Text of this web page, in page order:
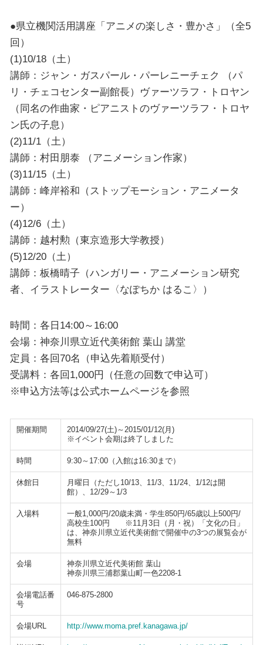
●県立機関活用講座「アニメの楽しさ・豊かさ」（全5
回）
(1)10/18（土）
講師：ジャン・ガスパール・パーレニーチェク （パ
リ・チェコセンター副館長）ヴァーツラフ・トロヤン
（同名の作曲家・ピアニストのヴァーツラフ・トロヤ
ン氏の子息）
(2)11/1（土）
講師：村田朋泰 （アニメーション作家）
(3)11/15（土）
講師：峰岸裕和（ストップモーション・アニメータ
ー）
(4)12/6（土）
講師：越村勲（東京造形大学教授）
(5)12/20（土）
講師：板橋晴子（ハンガリー・アニメーション研究
者、イラストレーター〈なぽちか はるこ〉）
時間：各日14:00～16:00
会場：神奈川県立近代美術館 葉山 講堂
定員：各回70名（申込先着順受付）
受講料：各回1,000円（任意の回数で申込可）
※申込方法等は公式ホームページを参照
開催期間
2014/09/27(土)～2015/01/12(月)
※イベント会期は終了しました
時間 9:30～17:00（入館は16:30まで）
休館日
月曜日（ただし10/13、11/3、11/24、1/12は開
館）、12/29～1/3
入場料
一般1,000円/20歳未満・学生850円/65歳以上500円/
高校生100円 ※11月3日（月・祝）「文化の日」
は、神奈川県立近代美術館で開催中の3つの展覧会が
無料
会場
神奈川県立近代美術館 葉山
神奈川県三浦郡葉山町一色2208-1
会場電話番
号
046-875-2800
会場URL http://www.moma.pref.kanagawa.jp/